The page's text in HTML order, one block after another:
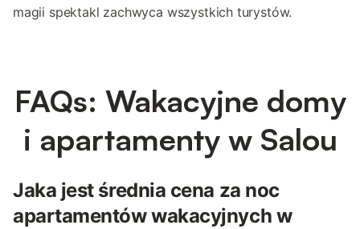
magii spektakl zachwyca wszystkich turystów.
FAQs: Wakacyjne domy
i apartamenty w Salou
Jaka jest średnia cena za noc
apartamentów wakacyjnych w